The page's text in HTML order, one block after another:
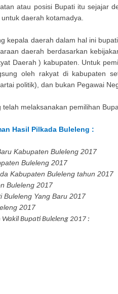
atau posisi Bupati itu sejajar
daerah kotamadya.
kepala daerah dalam hal ini
daerah berdasarkan
Daerah ) kabupaten. Untuk
oleh rakyat di kabupaten
politik), dan bukan Pegawai
telah melaksanakan pemilihan
Hasil Pilkada Buleleng :
Kabupaten Buleleng 2017
Buleleng 2017
Kabupaten Buleleng tahun 2017
Buleleng 2017
Buleleng Yang Baru 2017
2017
Wakil BupatiBuleleng 2017 :